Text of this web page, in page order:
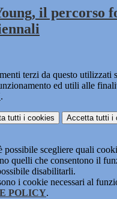
il percorso
terzi da questo utilizzati
ed utili alle
.
tutti i cookies Accetta tutti i
possibile scegliere quali
quelli che consentono il
disabilitarli.
i cookie necessari al
POLICY.